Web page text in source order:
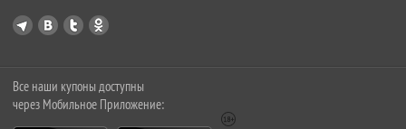
Все наши купоны доступны
через Мобильное Приложение: